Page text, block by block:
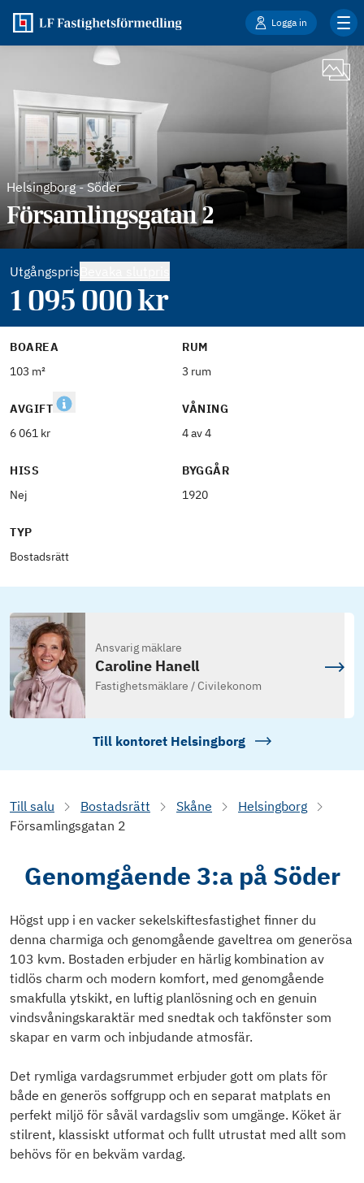
Logga in
Helsingborg-Söder
Församlingsgatan 2
Utgångspris
1 095 000kr
BOAREA
103 m²
RUM
3 rum
AVGIFT
6 061 kr
VÅNING
4 av 4
HISS
Nej
BYGGÅR
1920
TYP
Bostadsrätt
Ansvarig mäklare
Caroline Hanell
Fastighetsmäklare / Civilekonom
Till kontoret Helsingborg
Till salu Bostadsrätt Skåne
Helsingborg
Församlingsgatan 2
Genomgående 3:a på Söder
Högst upp i en vacker sekelskiftesfastighet finner du
denna charmiga och genomgående gaveltrea om generösa
103 kvm. Bostaden erbjuder en härlig kombination av
tidlös charm och modern komfort, med genomgående
smakfulla ytskikt, en luftig planlösning och en genuin
vindsvåningskaraktär med snedtak och takfönster som
skapar en varm och inbjudande atmosfär.
Det rymliga vardagsrummet erbjuder gott om plats för
både en generös soffgrupp och en separat matplats en
perfekt miljö för såväl vardagsliv som umgänge. Köket är
stilrent, klassiskt utformat och fullt utrustat med allt som
behövs för en bekväm vardag.